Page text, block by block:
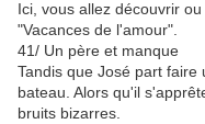
Ici, vous allez découvrir
"Vacances de l'amour".
41/ Un père et manque
Tandis que José part
bateau. Alors qu'il
bruits bizarres.